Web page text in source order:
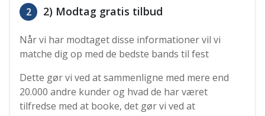
2 2) Modtag gratis tilbud
Når vi har modtaget disse informationer vil vi
matche dig op med de bedste bands til fest
Dette gør vi ved at sammenligne med mere end
20.000 andre kunder og hvad de har været
tilfredse med at booke, det gør vi ved at